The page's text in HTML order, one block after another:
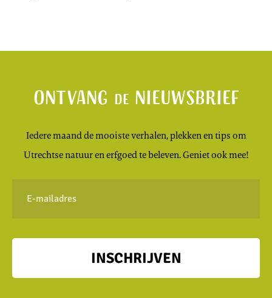
Ontvang denieuwsbrief
Iedere maand de mooiste verhalen, plekken en tips om
Utrechtse natuur en erfgoed te beleven. Geniet ook mee!
mailadres
INSCHRIJVEN